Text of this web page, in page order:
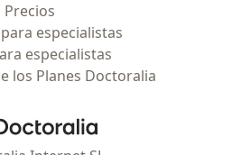
Precios
especialistas
especialistas
los Planes Doctoralia
Doctoralia - Página de inicio